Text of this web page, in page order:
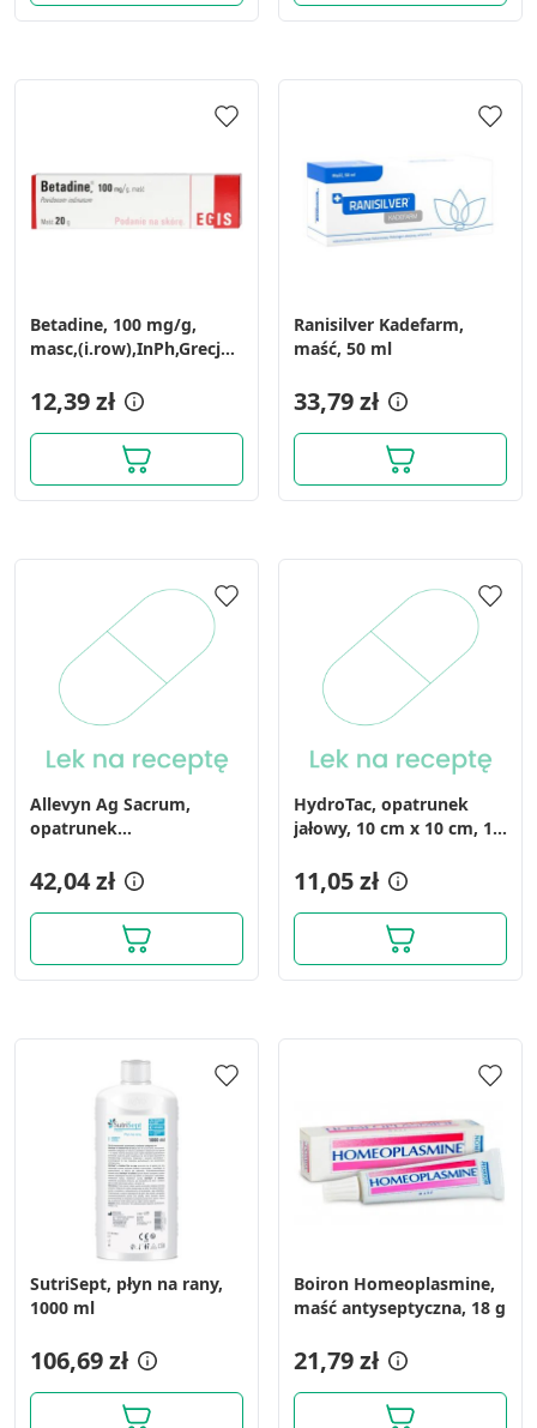
Betadine, 100 mg/g,
masc,(i.row),InPh,Grecja,
12,39 zł
Ranisilver Kadefarm,
maść, 50 ml
33,79 zł
Allevyn Ag Sacrum,
opatrunek
x 17 cm, 1szt. (z
opakowania 10 szt.)
42,04 zł
HydroTac, opatrunek
jałowy, 10 cm x 10 cm, 1
11,05 zł
SutriSept, płyn na rany,
1000 ml
106,69 zł
Boiron Homeoplasmine,
maść antyseptyczna, 18 g
21,79 zł